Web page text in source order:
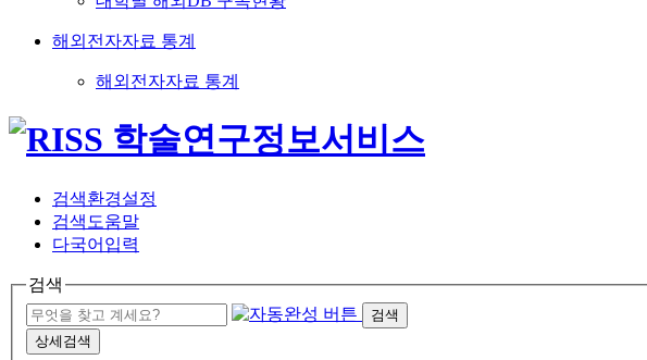
해외전자자료 통계
해외전자자료 통계
검색환경설정
검색도움말
다국어입력
검색
검색
상세검색